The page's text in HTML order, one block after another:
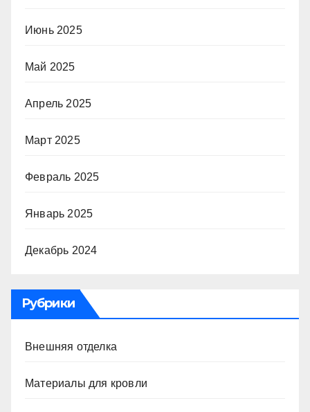
Июнь 2025
Май 2025
Апрель 2025
Март 2025
Февраль 2025
Январь 2025
Декабрь 2024
Рубрики
Внешняя отделка
Материалы для кровли